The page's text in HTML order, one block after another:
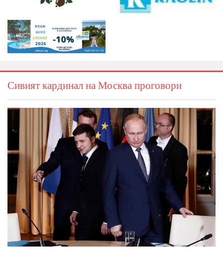
Сивият кардинал на Москва проговори